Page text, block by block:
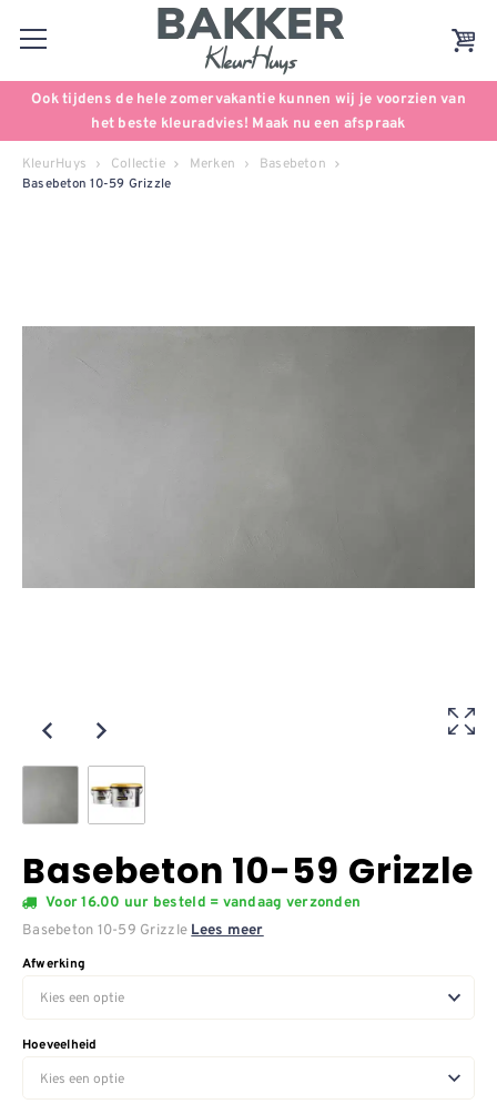
Ook tijdens de hele zomervakantie kunnen wij je voorzien van
het beste kleuradvies! Maak nu een afspraak
KleurHuys Collectie Merken Basebeton
Basebeton 10-59 Grizzle
Basebeton 10-59 Grizzle
Voor 16.00 uur besteld = vandaag verzonden
Basebeton 10-59 Grizzle Lees meer
Afwerking
Hoeveelheid